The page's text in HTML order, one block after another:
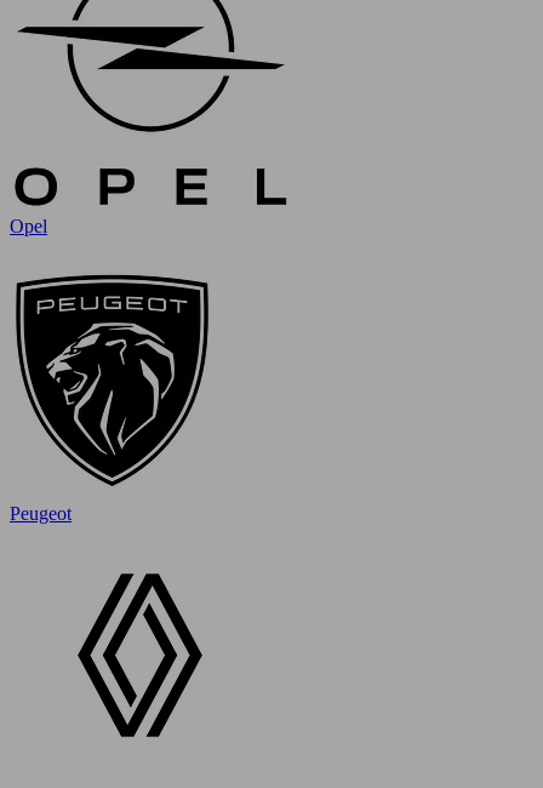
Opel
Peugeot